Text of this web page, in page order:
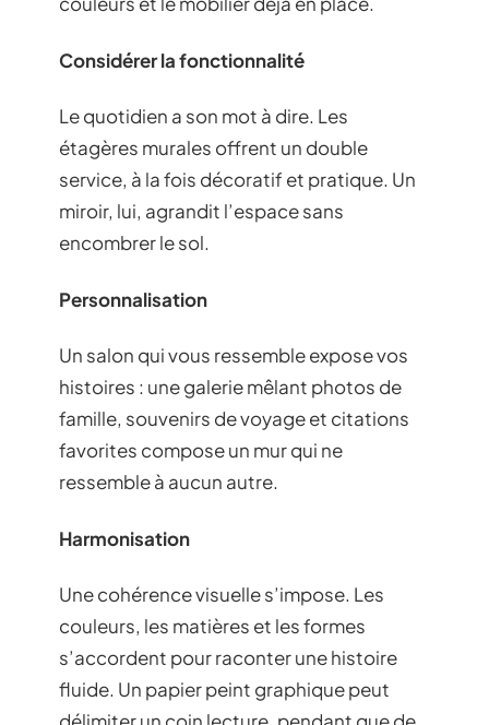
Considérer la fonctionnalité
Le quotidien a son mot à dire. Les
étagères murales offrent un double
service, à la fois décoratif et pratique. Un
miroir, lui, agrandit l’espace sans
encombrer le sol.
Personnalisation
Un salon qui vous ressemble expose vos
histoires : une galerie mêlant photos de
famille, souvenirs de voyage et citations
favorites compose un mur qui ne
ressemble à aucun autre.
Harmonisation
Une cohérence visuelle s’impose. Les
couleurs, les matières et les formes
s’accordent pour raconter une histoire
fluide. Un papier peint graphique peut